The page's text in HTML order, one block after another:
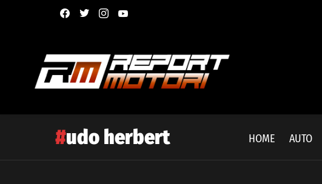
facebooktwitterinstagram
HOME AUTO
udo herbert